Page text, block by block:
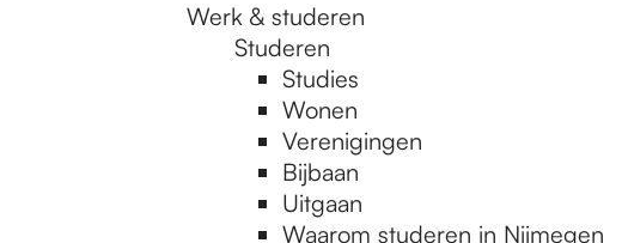
Werk & studeren
Studeren
Studies
Wonen
Verenigingen
Bijbaan
Uitgaan
Waarom studeren in Nijmegen